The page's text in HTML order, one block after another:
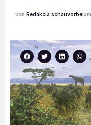
Redakcia schauvorbei